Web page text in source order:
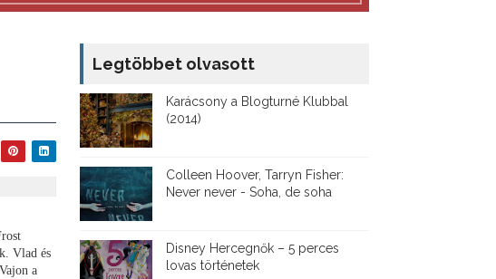
Vlad és
a
Legtöbbet olvasott
Karácsony a Blogturné Klubbal
(2014)
Colleen Hoover, Tarryn Fisher:
Never never - Soha, de soha
Disney ​Hercegnők – 5 perces
lovas történetek